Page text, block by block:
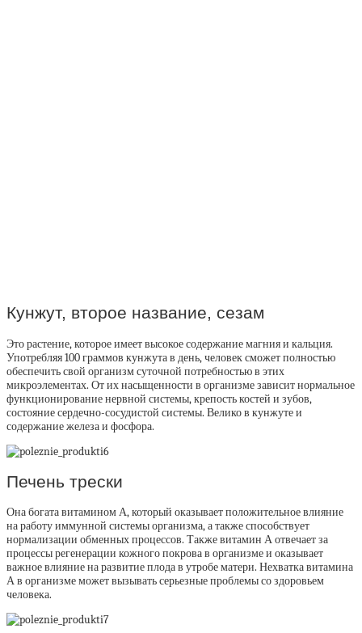
Кунжут, второе название, сезам
Это растение, которое имеет высокое содержание магния и кальция.
Употребляя 100 граммов кунжута в день, человек сможет полностью
обеспечить свой организм суточной потребностью в этих
микроэлементах. От их насыщенности в организме зависит нормальное
функционирование нервной системы, крепость костей и зубов,
состояние сердечно-сосудистой системы. Велико в кунжуте и
содержание железа и фосфора.
Печень трески
Она богата витамином А, который оказывает положительное влияние
на работу иммунной системы организма, а также способствует
нормализации обменных процессов. Также витамин А отвечает за
процессы регенерации кожного покрова в организме и оказывает
важное влияние на развитие плода в утробе матери. Нехватка витамина
А в организме может вызывать серьезные проблемы со здоровьем
человека.